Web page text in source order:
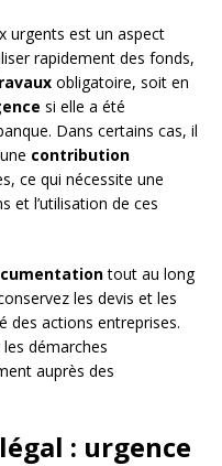
urgents est un aspect
rapidement des fonds,
obligatoire, soit en
si elle a été
Dans certains cas, il
contribution
ce qui nécessite une
et l’utilisation de ces
tout au long
les devis et les
des actions entreprises.
démarches
auprès des
: urgence